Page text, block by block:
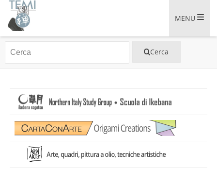
MENU